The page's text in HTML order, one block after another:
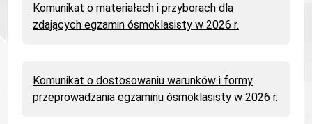
Komunikat o materiałach i przyborach dla
zdających egzamin ósmoklasisty w 2026 r.
Komunikat o dostosowaniu warunków i formy
przeprowadzania egzaminu ósmoklasisty w 2026 r.